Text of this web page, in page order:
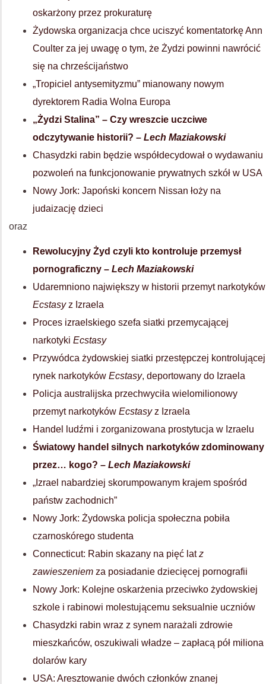
oskarżony przez prokuraturę
Żydowska organizacja chce uciszyć komentatorkę Ann
Coulter za jej uwagę o tym, że Żydzi powinni nawrócić
się na chrześcijaństwo
„Tropiciel antysemityzmu” mianowany nowym
dyrektorem Radia Wolna Europa
„Żydzi Stalina” – Czy wreszcie uczciwe
odczytywanie historii? – Lech Maziakowski
Chasydzki rabin będzie współdecydował o wydawaniu
pozwoleń na funkcjonowanie prywatnych szkół w USA
Nowy Jork: Japoński koncern Nissan łoży na
judaizację dzieci
oraz
Rewolucyjny Żyd czyli kto kontroluje przemysł
pornograficzny – Lech Maziakowski
Udaremniono największy w historii przemyt narkotyków
Ecstasyz Izraela
Proces izraelskiego szefa siatki przemycającej
narkotyki Ecstasy
Przywódca żydowskiej siatki przestępczej kontrolującej
rynek narkotyków Ecstasy, deportowany do Izraela
Policja australijska przechwyciła wielomilionowy
przemyt narkotyków Ecstasyz Izraela
Handel ludźmi i zorganizowana prostytucja w Izraelu
Światowy handel silnych narkotyków zdominowany
przez… kogo? – Lech Maziakowski
„Izrael nabardziej skorumpowanym krajem spośród
państw zachodnich”
Nowy Jork: Żydowska policja społeczna pobiła
czarnoskórego studenta
Connecticut: Rabin skazany na pięć latz
zawieszeniem za posiadanie dziecięcej pornografii
Nowy Jork: Kolejne oskarżenia przeciwko żydowskiej
szkole i rabinowi molestującemu seksualnie uczniów
Chasydzki rabin wraz z synem narażali zdrowie
mieszkańców, oszukiwali władze – zapłacą pół miliona
dolarów kary
USA: Aresztowanie dwóch członków znanej